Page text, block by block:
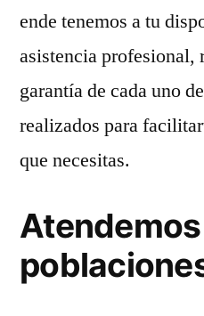
ende tenemos a tu
asistencia profesional,
garantía de cada uno
realizados para
que necesitas.